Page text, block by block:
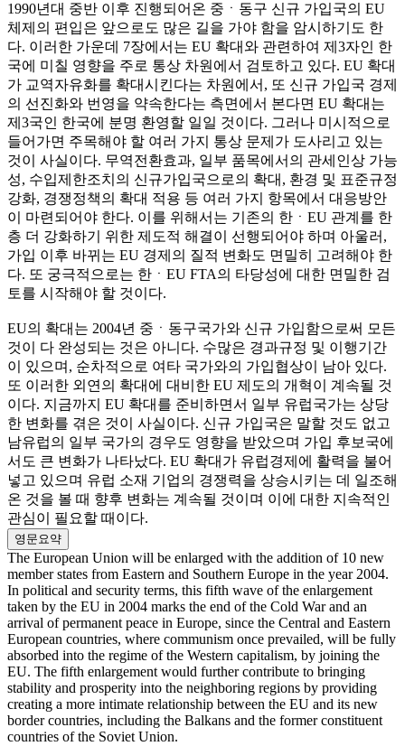
1990년대 중반 이후 진행되어온 중ㆍ동구 신규 가입국의 EU
체제의 편입은 앞으로도 많은 길을 가야 함을 암시하기도 한
다. 이러한 가운데 7장에서는 EU 확대와 관련하여 제3자인 한
국에 미칠 영향을 주로 통상 차원에서 검토하고 있다. EU 확대
가 교역자유화를 확대시킨다는 차원에서, 또 신규 가입국 경제
의 선진화와 번영을 약속한다는 측면에서 본다면 EU 확대는
제3국인 한국에 분명 환영할 일일 것이다. 그러나 미시적으로
들어가면 주목해야 할 여러 가지 통상 문제가 도사리고 있는
것이 사실이다. 무역전환효과, 일부 품목에서의 관세인상 가능
성, 수입제한조치의 신규가입국으로의 확대, 환경 및 표준규정
강화, 경쟁정책의 확대 적용 등 여러 가지 항목에서 대응방안
이 마련되어야 한다. 이를 위해서는 기존의 한ㆍEU 관계를 한
층 더 강화하기 위한 제도적 해결이 선행되어야 하며 아울러,
가입 이후 바뀌는 EU 경제의 질적 변화도 면밀히 고려해야 한
다. 또 궁극적으로는 한ㆍEU FTA의 타당성에 대한 면밀한 검
토를 시작해야 할 것이다.
EU의 확대는 2004년 중ㆍ동구국가와 신규 가입함으로써 모든
것이 다 완성되는 것은 아니다. 수많은 경과규정 및 이행기간
이 있으며, 순차적으로 여타 국가와의 가입협상이 남아 있다.
또 이러한 외연의 확대에 대비한 EU 제도의 개혁이 계속될 것
이다. 지금까지 EU 확대를 준비하면서 일부 유럽국가는 상당
한 변화를 겪은 것이 사실이다. 신규 가입국은 말할 것도 없고
남유럽의 일부 국가의 경우도 영향을 받았으며 가입 후보국에
서도 큰 변화가 나타났다. EU 확대가 유럽경제에 활력을 불어
넣고 있으며 유럽 소재 기업의 경쟁력을 상승시키는 데 일조해
온 것을 볼 때 향후 변화는 계속될 것이며 이에 대한 지속적인
관심이 필요할 때이다.
영문요약
The European Union will be enlarged with the addition of 10 new
member states from Eastern and Southern Europe in the year 2004.
In political and security terms, this fifth wave of the enlargement
taken by the EU in 2004 marks the end of the Cold War and an
arrival of permanent peace in Europe, since the Central and Eastern
European countries, where communism once prevailed, will be fully
absorbed into the regime of the Western capitalism, by joining the
EU. The fifth enlargement would further contribute to bringing
stability and prosperity into the neighboring regions by providing
creating a more intimate relationship between the EU and its new
border countries, including the Balkans and the former constituent
countries of the Soviet Union.